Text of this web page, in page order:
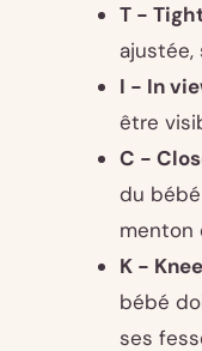
T -
ajustée,
I - In
être
C -
du
menton
K -
bébé
ses